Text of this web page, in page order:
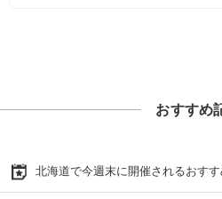
おすすめ
北海道で今週末に開催されるおす